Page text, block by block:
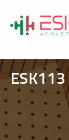
ESK113